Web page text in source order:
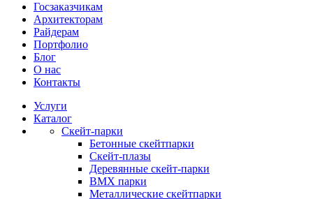
Госзаказчикам
Архитекторам
Райдерам
Портфолио
Блог
О нас
Контакты
Услуги
Каталог
Скейт‑парки
Бетонные скейтпарки
Скейт‑плазы
Деревянные скейт‑парки
BMX парки
Металлические скейтпарки